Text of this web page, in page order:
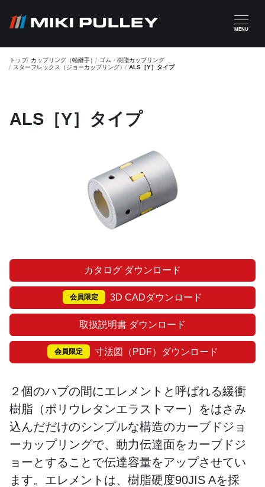
MENU
トップ カップリング（軸継手）
ゴム・樹脂カップリング
スターフレックス（ジョーカップリング） ALS［Y］タイプ
ALS［Y］タイプ
カタログ ダウンロード
会員限定 3D CADダウンロード
取扱説明書 ダウンロード
会員限定 寸法図（PDF）ダウンロード
２個のハブの間にエレメントと呼ばれる緩衝
樹脂（ポリウレタンエラストマー）をはさみ
込んだだけのシンプルな構造のカーブドジョ
ーカップリングで、動力伝達面をカーブドジ
ョーとすることで伝達容量をアップさせてい
ます。エレメントは、樹脂硬度90JIS Aを採